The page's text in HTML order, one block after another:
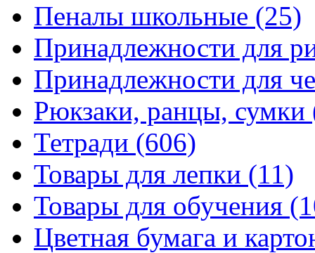
Пеналы школьные (25)
Принадлежности для
Принадлежности для
Рюкзаки, ранцы, сумки
Тетради (606)
Товары для лепки (11)
Товары для обучения
Цветная бумага и